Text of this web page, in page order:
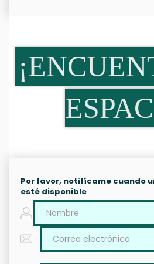
Por favor, notifícame cuando
esté disponible